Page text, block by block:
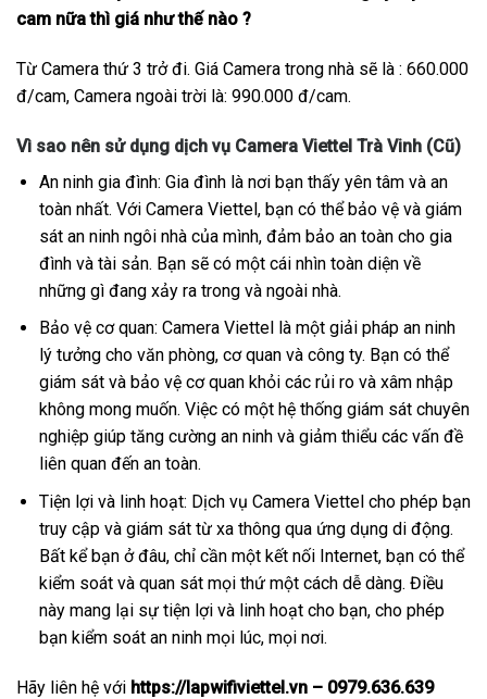
cam nữa thì giá như thế nào ?
Từ Camera thứ 3 trở đi. Giá Camera trong nhà sẽ là : 660.000
đ/cam, Camera ngoài trời là: 990.000 đ/cam.
Vì sao nên sử dụng dịch vụ Camera Viettel Trà Vinh (Cũ)
An ninh gia đình: Gia đình là nơi bạn thấy yên tâm và an
toàn nhất. Với Camera Viettel, bạn có thể bảo vệ và giám
sát an ninh ngôi nhà của mình, đảm bảo an toàn cho gia
đình và tài sản. Bạn sẽ có một cái nhìn toàn diện về
những gì đang xảy ra trong và ngoài nhà.
Bảo vệ cơ quan: Camera Viettel là một giải pháp an ninh
lý tưởng cho văn phòng, cơ quan và công ty. Bạn có thể
giám sát và bảo vệ cơ quan khỏi các rủi ro và xâm nhập
không mong muốn. Việc có một hệ thống giám sát chuyên
nghiệp giúp tăng cường an ninh và giảm thiểu các vấn đề
liên quan đến an toàn.
Tiện lợi và linh hoạt: Dịch vụ Camera Viettel cho phép bạn
truy cập và giám sát từ xa thông qua ứng dụng di động.
Bất kể bạn ở đâu, chỉ cần một kết nối Internet, bạn có thể
kiểm soát và quan sát mọi thứ một cách dễ dàng. Điều
này mang lại sự tiện lợi và linh hoạt cho bạn, cho phép
bạn kiểm soát an ninh mọi lúc, mọi nơi.
Hãy liên hệ với https://lapwifiviettel.vn – 0979.636.639